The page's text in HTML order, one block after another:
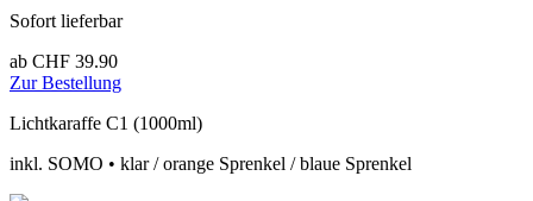
Sofort lieferbar
ab CHF 39.90
Zur Bestellung
Lichtkaraffe C1 (1000ml)
inkl. SOMO • klar / orange Sprenkel / blaue Sprenkel